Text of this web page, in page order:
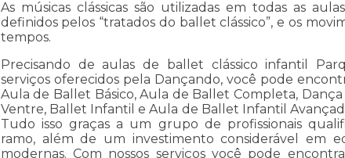
As músicas clássicas são utilizadas em todas as
definidos pelos “tratados do ballet clássico”, e os
tempos.
Precisando de aulas de ballet clássico infantil
serviços oferecidos pela Dançando, você pode
Aula de Ballet Básico, Aula de Ballet Completa,
Ventre, Ballet Infantil e Aula de Ballet Infantil
Tudo isso graças a um grupo de profissionais
ramo, além de um investimento considerável em
modernas. Com nossos serviços você pode